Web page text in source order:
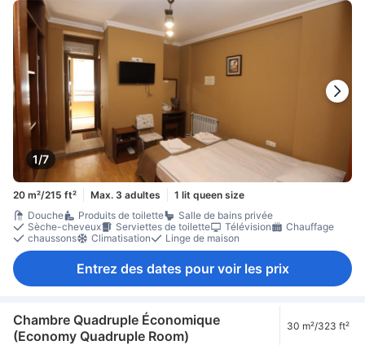
1/7
20 m²/215 ft² Max. 3 adultes
1 lit queen size
Douche
Produits de toilette
Salle de bains privée
Sèche-cheveux
Serviettes de toilette Télévision
Chauffage
chaussons
Climatisation Linge de maison
Entrez des dates pour voir les prix
Chambre Quadruple Économique
(Economy Quadruple Room)
30 m²/323 ft²